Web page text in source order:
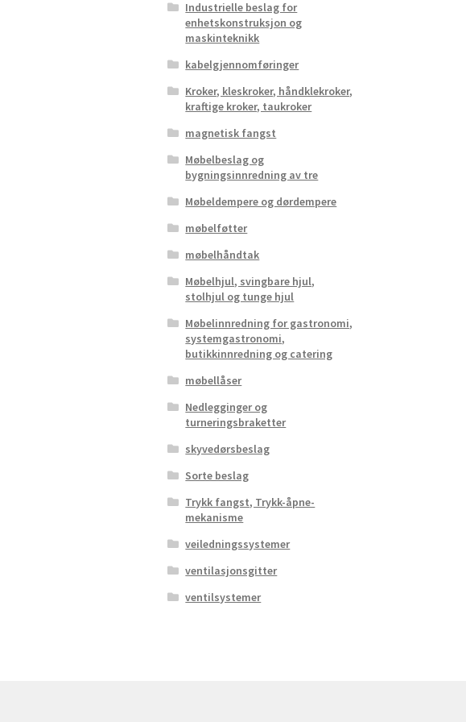
Industrielle beslag for
enhetskonstruksjon og
maskinteknikk
kabelgjennomføringer
Kroker, kleskroker, håndklekroker,
kraftige kroker, taukroker
magnetisk fangst
Møbelbeslag og
bygningsinnredning av tre
Møbeldempere og dørdempere
møbelføtter
møbelhåndtak
Møbelhjul, svingbare hjul,
stolhjul og tunge hjul
Møbelinnredning for gastronomi,
systemgastronomi,
butikkinnredning og catering
møbellåser
Nedlegginger og
turneringsbraketter
skyvedørsbeslag
Sorte beslag
Trykk fangst, Trykk-åpne-
mekanisme
veiledningssystemer
ventilasjonsgitter
ventilsystemer